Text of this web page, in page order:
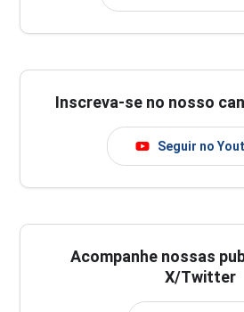
Inscreva-se no nosso
Seguir no
Acompanhe nossas
X/Twitter